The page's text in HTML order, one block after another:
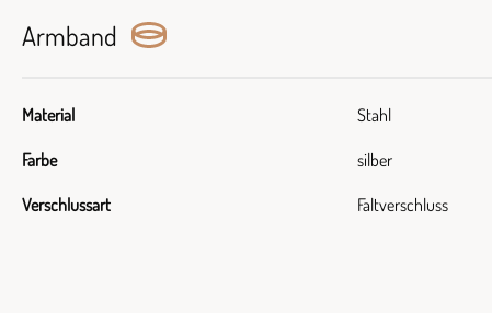
Armband
Material Stahl
Farbe silber
Verschlussart Faltverschluss